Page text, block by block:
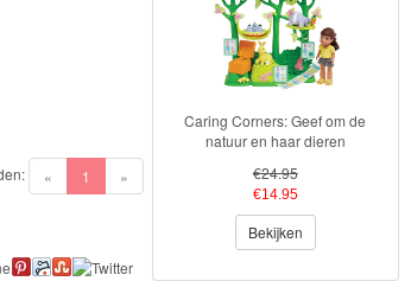
« 1 (current)
»
Caring Corners: Geef om de
natuur en haar dieren
€24.95
€14.95
Bekijken